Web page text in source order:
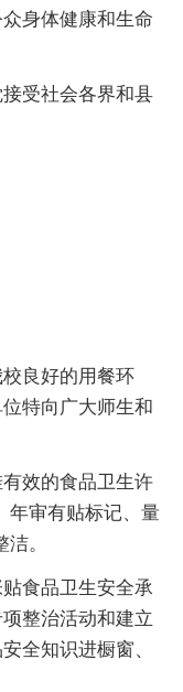
身体健康和生命
受社会各界和县
良好的用餐环
特向广大师生和
效的食品卫生许
年审有贴标记、量
。
食品卫生安全承
整治活动和建立
全知识进橱窗、